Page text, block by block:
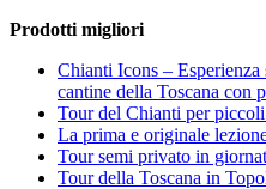
Prodotti migliori
Chianti Icons –
cantine della Toscana con
Tour del Chianti per
La prima e originale
Tour semi privato in
Tour della Toscana in